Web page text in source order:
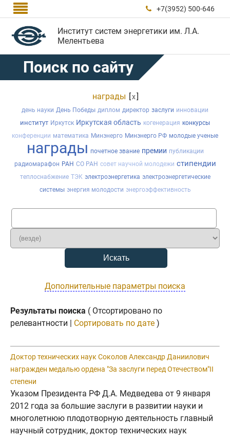
  +7(3952) 500-646
Институт систем энергетики им. Л.А.
Мелентьева
Поиск по сайту
награды [x]
день науки День Победы диплом директор заслуги инновации
институт Иркутск Иркутская область когенерация конкурсы
конференции математика Минэнерго Минэнерго РФ молодые ученые
награды почетное звание премии публикации
радиомарафон РАН СО РАН совет научной молодежи стипендии
теплоснабжение ТЭК электроэнергетика электроэнергетические
системы энергия молодости энергоэффективность
Дополнительные параметры поиска
Результаты поиска ( Отсортировано по
релевантности | Сортировать по дате )
Доктор технических наук Соколов Александр Даниилович
награжден медалью ордена "За заслуги перед Отечеством"II
степени
Указом Президента РФ Д.А. Медведева от 9 января
2012 года за большие заслуги в развитии науки и
многолетнюю плодотворную деятельность главный
научный сотрудник, доктор технических наук